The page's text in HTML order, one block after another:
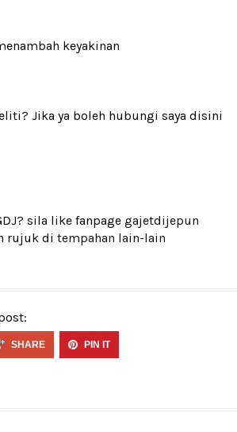
keyakinan
Jika ya boleh hubungi saya disini
sila like fanpage gajetdijepun
rujuk di tempahan lain-lain
SHARE PIN IT